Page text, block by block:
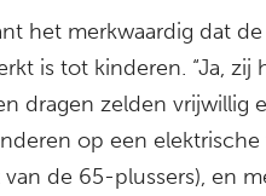
het merkwaardig dat
is tot kinderen. “Ja, zij
dragen zelden vrijwillig
op een elektrische
de 65-plussers), en